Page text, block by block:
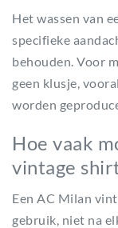
Het wassen van
specifieke
behouden. Voor
geen klusje,
worden
Hoe vaak
vintage
Een AC Milan
gebruik, niet na